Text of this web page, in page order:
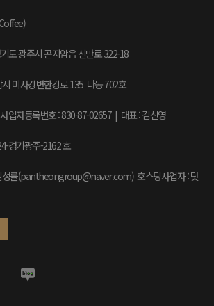
도 광주시 곤지암읍 신만로 322-18
미사강변한강로 135 나동 702호
업자등록번호 : 830-87-02657 | 대표 : 김선영
경기광주-2162 호
성률(pantheongroup@naver.com) 호스팅사업자 : 닷